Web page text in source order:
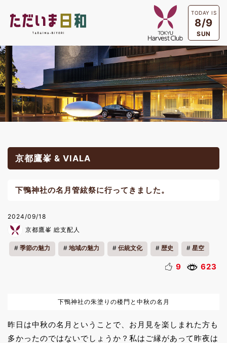
TODAY IS
8/9
SUN
京都鷹峯 & VIALA
下鴨神社の名月管絃祭に行ってきました。
2024/09/18
京都鷹峯 総支配人
季節の魅力 地域の魅力 伝統文化 歴史 星空
9 623
下鴨神社の朱塗りの楼門と中秋の名月
昨日は中秋の名月ということで、お月見を楽しまれた方も
多かったのではないでしょうか？私はご縁があって昨夜は